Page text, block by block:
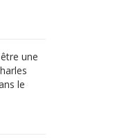
une
le